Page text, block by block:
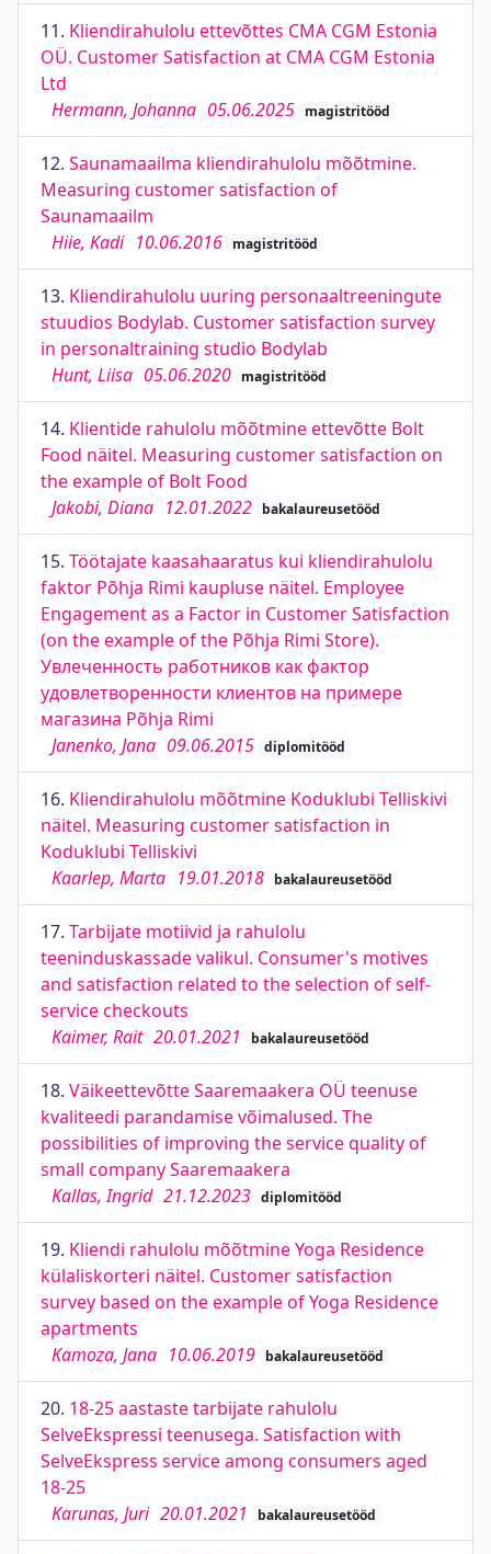
11. Kliendirahulolu ettevõttes CMA CGM Estonia
OÜ. Customer Satisfaction at CMA CGM Estonia
Ltd
Hermann, Johanna 05.06.2025 magistritööd
12. Saunamaailma kliendirahulolu mõõtmine.
Measuring customer satisfaction of
Saunamaailm
Hiie, Kadi 10.06.2016 magistritööd
13. Kliendirahulolu uuring personaaltreeningute
stuudios Bodylab. Customer satisfaction survey
in personaltraining studio Bodylab
Hunt, Liisa 05.06.2020 magistritööd
14. Klientide rahulolu mõõtmine ettevõtte Bolt
Food näitel. Measuring customer satisfaction on
the example of Bolt Food
Jakobi, Diana 12.01.2022 bakalaureusetööd
15. Töötajate kaasahaaratus kui kliendirahulolu
faktor Põhja Rimi kaupluse näitel. Employee
Engagement as a Factor in Customer Satisfaction
(on the example of the Põhja Rimi Store).
Увлеченность работников как фактор
удовлетворенности клиентов на примере
магазина Põhja Rimi
Janenko, Jana 09.06.2015 diplomitööd
16. Kliendirahulolu mõõtmine Koduklubi Telliskivi
näitel. Measuring customer satisfaction in
Koduklubi Telliskivi
Kaarlep, Marta 19.01.2018 bakalaureusetööd
17. Tarbijate motiivid ja rahulolu
teeninduskassade valikul. Consumer's motives
and satisfaction related to the selection of self-
service checkouts
Kaimer, Rait 20.01.2021 bakalaureusetööd
18. Väikeettevõtte Saaremaakera OÜ teenuse
kvaliteedi parandamise võimalused. The
possibilities of improving the service quality of
small company Saaremaakera
Kallas, Ingrid 21.12.2023 diplomitööd
19. Kliendi rahulolu mõõtmine Yoga Residence
külaliskorteri näitel. Customer satisfaction
survey based on the example of Yoga Residence
apartments
Kamoza, Jana 10.06.2019 bakalaureusetööd
20. 18-25 aastaste tarbijate rahulolu
SelveEkspressi teenusega. Satisfaction with
SelveEkspress service among consumers aged
18-25
Karunas, Juri 20.01.2021 bakalaureusetööd